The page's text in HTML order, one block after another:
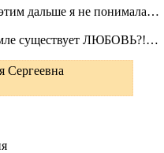
дальше я не понимала…
существует ЛЮБОВЬ?!…